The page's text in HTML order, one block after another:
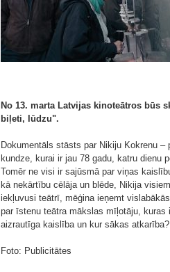
No 13. marta Latvijas kinoteātros būs
biļeti, lūdzu".
Dokumentāls stāsts par Nikiju Kokrenu
kundze, kurai ir jau 78 gadu, katru dienu
Tomēr ne visi ir sajūsmā par viņas
kā nekārtību cēlāja un blēde, Nikija
iekļuvusi teātrī, mēģina ieņemt
par īstenu teātra mākslas mīļotāju,
aizrautīga kaislība un kur sākas atkarība?
Foto: Publicitātes